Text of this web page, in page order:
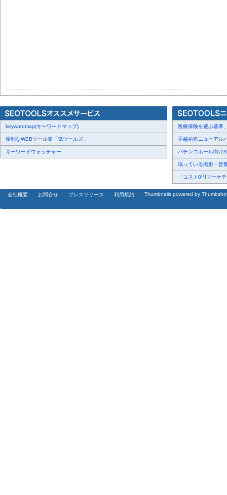
keywordmap(キーワードマップ)
便利なWEBツール集「鬼ツールズ」
キーワードウォッチャー
医療保険を選ぶ基準
手越祐也ニューアル
パチンコホール向け
眠っている撮影・音
「コスト0円マーケ
会社概要 お問合せ プレスリリース 利用規約 Thumbnails powered by